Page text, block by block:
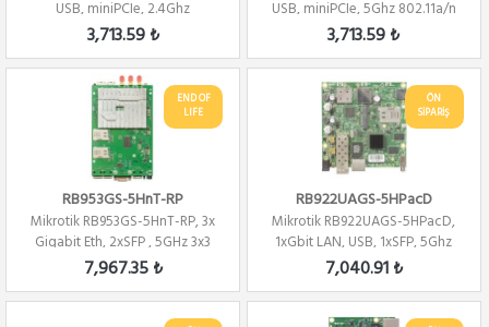
USB, miniPCIe, 2.4Ghz
802.11b/g/n 2...
3,713.59 ₺
USB, miniPCIe, 5Ghz 802.11a/n
2x2 W...
3,713.59 ₺
END OF
LIFE
RB953GS-5HnT-RP
Mikrotik RB953GS-5HnT-RP, 3x
Gigabit Eth, 2xSFP , 5GHz 3x3
MIMO,3x...
7,967.35 ₺
ÖN
SİPARİŞ
RB922UAGS-5HPacD
Mikrotik RB922UAGS-5HPacD,
1xGbit LAN, USB, 1xSFP, 5Ghz
802.11a/c ...
7,040.91 ₺